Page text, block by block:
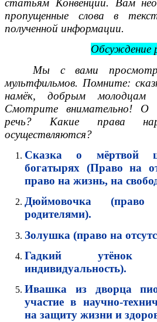
статьям Конвенции. Вам
пропущенные слова в
полученной информации.
Обсуждение
Мы с вами
мультфильмов. Помните:
намёк, добрым молодцам
Смотрите внимательно! О
речь? Какие права
осуществляются?
Сказка о мёртвой
богатырях (Право на
право на жизнь, на
Дюймовочка
родителями).
Золушка (право на
Гадкий
индивидуальность).
Ивашка из дворца
участие в научно-
на защиту жизни и